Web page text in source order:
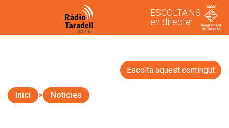
ESCOLTA'NS
en directe!
Escolta aquest contingut
Inici Notícies